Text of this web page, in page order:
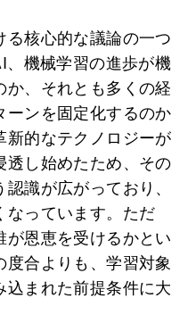
る核心的な議論の一つ
、機械学習の進歩が機
か、それとも多くの経
ーンを固定化するのか
新的なテクノロジーが
透し始めたため、その
識が広がっており、
なっています。ただ
が恩恵を受けるかとい
度合よりも、学習対象
込まれた前提条件に大